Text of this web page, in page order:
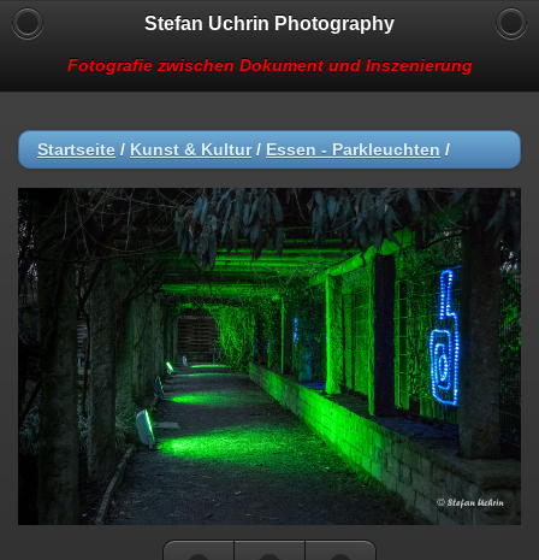
Stefan Uchrin Photography
Fotografie zwischen Dokument und Inszenierung
Startseite / Kunst & Kultur/ Essen - Parkleuchten /